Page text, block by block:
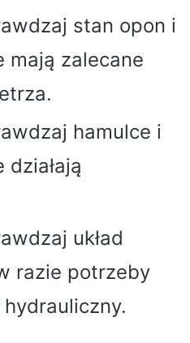
stan opon i
mają zalecane
hamulce i
układ
razie potrzeby
hydrauliczny.